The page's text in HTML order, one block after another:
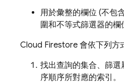
用於彙整的欄位 (不包
圍和不等式篩選器的欄
Cloud Firestore 會依下列方
找出查詢的集合、篩
序順序所對應的索引。